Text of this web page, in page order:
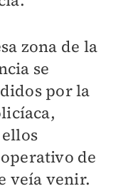
zona de la
se
por la
de
veía venir.